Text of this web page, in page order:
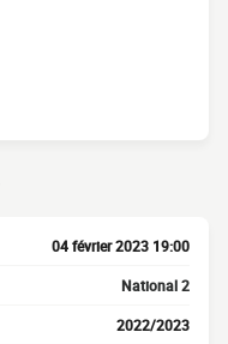
04 février 2023 19:00
National 2
2022/2023